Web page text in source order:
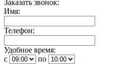
Заказать звонок:
Имя:
Телефон:
Удобное время:
c
по